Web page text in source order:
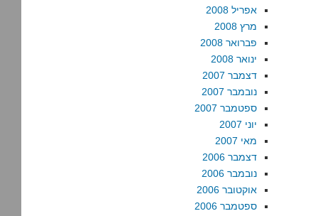
אפריל 2008
מרץ 2008
פברואר 2008
ינואר 2008
דצמבר 2007
נובמבר 2007
ספטמבר 2007
יוני 2007
מאי 2007
דצמבר 2006
נובמבר 2006
אוקטובר 2006
ספטמבר 2006